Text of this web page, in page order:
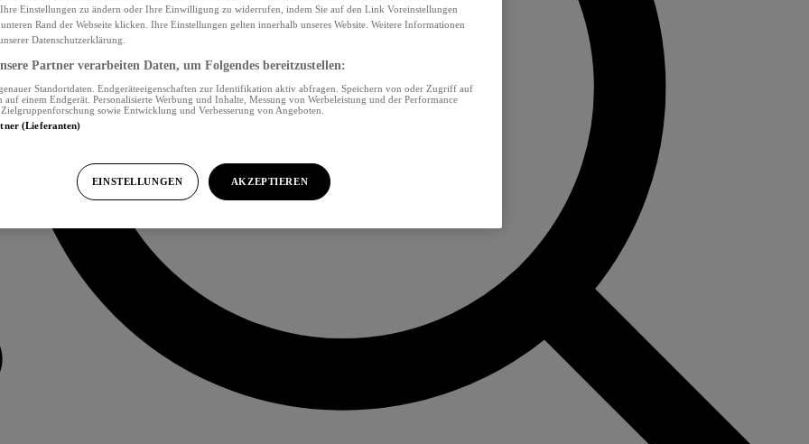
Einstellungen zu ändern oder Ihre Einwilligung zu widerrufen, indem Sie auf den Link Voreinstellungen
Rand der Webseite klicken. Ihre Einstellungen gelten innerhalb unseres Website. Weitere Informationen
Datenschutzerklärung.
Partner verarbeiten Daten, um Folgendes bereitzustellen:
Standortdaten. Endgeräteeigenschaften zur Identifikation aktiv abfragen. Speichern von oder Zugriff auf
einem Endgerät. Personalisierte Werbung und Inhalte, Messung von Werbeleistung und der Performance
sowie Entwicklung und Verbesserung von Angeboten.
(Lieferanten)
EINSTELLUNGEN AKZEPTIEREN